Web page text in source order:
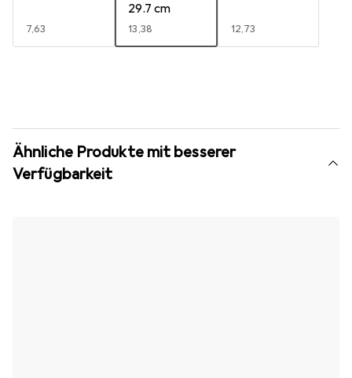
EUR
7,63
29.7 cm
EUR
13,38 EUR
12,73
Ähnliche Produkte mit besserer
Verfügbarkeit